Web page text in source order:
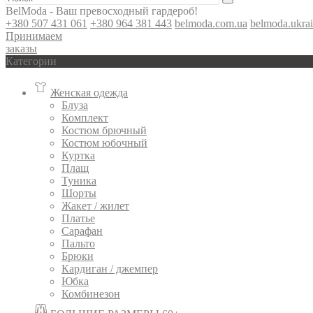
BelModa - Ваш превосходный гардероб!
+380 507 431 061 +380 964 381 443 belmoda.com.ua
Принимаем
заказы
Категории
Женская одежда
Блуза
Комплект
Костюм брючный
Костюм юбочный
Куртка
Плащ
Туника
Шорты
Жакет / жилет
Платье
Сарафан
Пальто
Брюки
Кардиган / джемпер
Юбка
Комбинезон